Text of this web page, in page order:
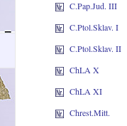
C.Pap.Jud. III
C.Ptol.Sklav. I
C.Ptol.Sklav. II
ChLA X
ChLA XI
Chrest.Mitt.